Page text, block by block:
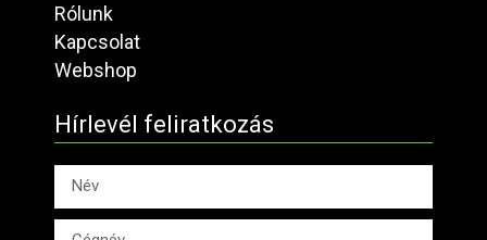
Rólunk
Kapcsolat
Webshop
Hírlevél feliratkozás